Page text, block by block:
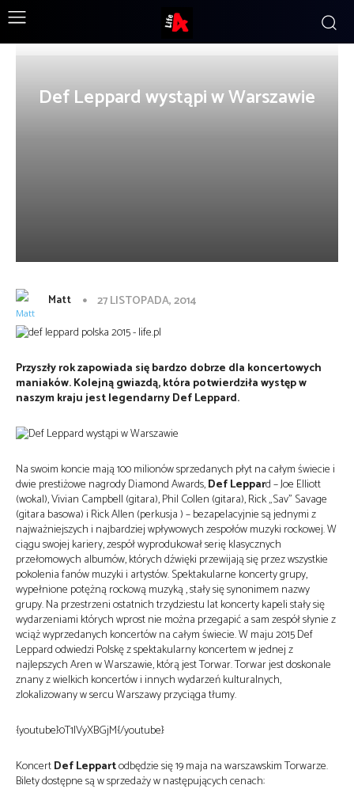
Def Leppard wystąpi w Warszawie
Matt 27 LISTOPADA, 2014
Przyszły rok zapowiada się bardzo dobrze dla koncertowych
maniaków. Kolejną gwiazdą, która potwierdziła występ w
naszym kraju jest legendarny Def Leppard.
Na swoim koncie mają 100 milionów sprzedanych płyt na całym świecie i
dwie prestiżowe nagrody Diamond Awards,Def Leppard – Joe Elliott
(wokal), Vivian Campbell (gitara), Phil Collen (gitara), Rick „Sav” Savage
(gitara basowa) i Rick Allen (perkusja ) – bezapelacyjnie są jednymi z
najważniejszych i najbardziej wpływowych zespołów muzyki rockowej. W
ciągu swojej kariery, zespół wyprodukował serię klasycznych
przełomowych albumów, których dźwięki przewijają się przez wszystkie
pokolenia fanów muzyki i artystów. Spektakularne koncerty grupy,
wypełnione potężną rockową muzyką , stały się synonimem nazwy
grupy. Na przestrzeni ostatnich trzydziestu lat koncerty kapeli stały się
wydarzeniami których wprost nie można przegapić a sam zespół słynie z
wciąż wyprzedanych koncertów na całym świecie. W maju 2015 Def
Leppard odwiedzi Polskę z spektakularny koncertem w jednej z
najlepszych Aren w Warszawie, którą jest Torwar. Torwar jest doskonale
znany z wielkich koncertów i innych wydarzeń kulturalnych,
zlokalizowany w sercu Warszawy przyciąga tłumy.
{youtube}0T1IVyXBGjM{/youtube}
KoncertDef Leppartodbędzie się 19 maja na warszawskim Torwarze.
Bilety dostępne są w sprzedaży w następujących cenach: